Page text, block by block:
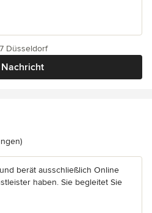
Nachricht
Düsseldorf
5 von 5 Sternen
berät ausschließlich Online
haben. Sie begleitet Sie